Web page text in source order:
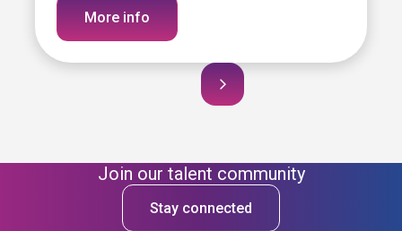
More info
Join our talent community
Stay connected